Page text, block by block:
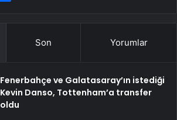
Son Yorumlar
Fenerbahçe ve Galatasaray’ın istediği
Kevin Danso, Tottenham’a transfer
oldu